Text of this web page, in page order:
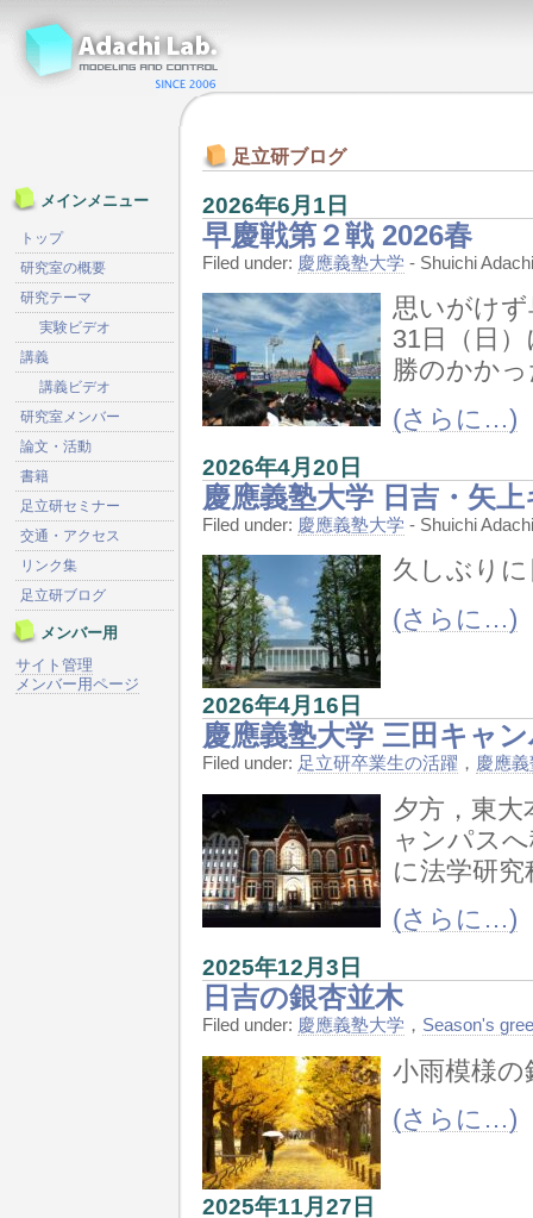
足立研ブログ
2026年6月1日
早慶戦第２戦 2026春
Filed under: 慶應義塾大学 - Shuichi
思いがけ
31日（日
勝のかか
(さらに…)
2026年4月20日
慶應義塾大学 日吉・矢
Filed under: 慶應義塾大学 - Shuichi
久しぶり
(さらに…)
2026年4月16日
慶應義塾大学 三田キャ
Filed under: 足立研卒業生の活躍 ， 慶應
夕方，東
ャンパス
に法学研
(さらに…)
2025年12月3日
日吉の銀杏並木
Filed under: 慶應義塾大学 ， Season's
小雨模様の
(さらに…)
2025年11月27日
メインメニュー
トップ
研究室の概要
研究テーマ
実験ビデオ
講義
講義ビデオ
研究室メンバー
論文・活動
書籍
足立研セミナー
交通・アクセス
リンク集
足立研ブログ
メンバー用
サイト管理
メンバー用ページ